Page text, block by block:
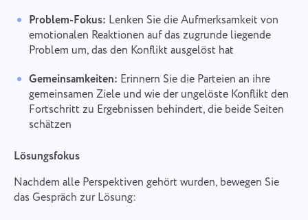
Problem-Fokus: Lenken Sie die Aufmerksamkeit von
emotionalen Reaktionen auf das zugrunde liegende
Problem um, das den Konflikt ausgelöst hat
Gemeinsamkeiten: Erinnern Sie die Parteien an ihre
gemeinsamen Ziele und wie der ungelöste Konflikt den
Fortschritt zu Ergebnissen behindert, die beide Seiten
schätzen
Lösungsfokus
Nachdem alle Perspektiven gehört wurden, bewegen Sie
das Gespräch zur Lösung: